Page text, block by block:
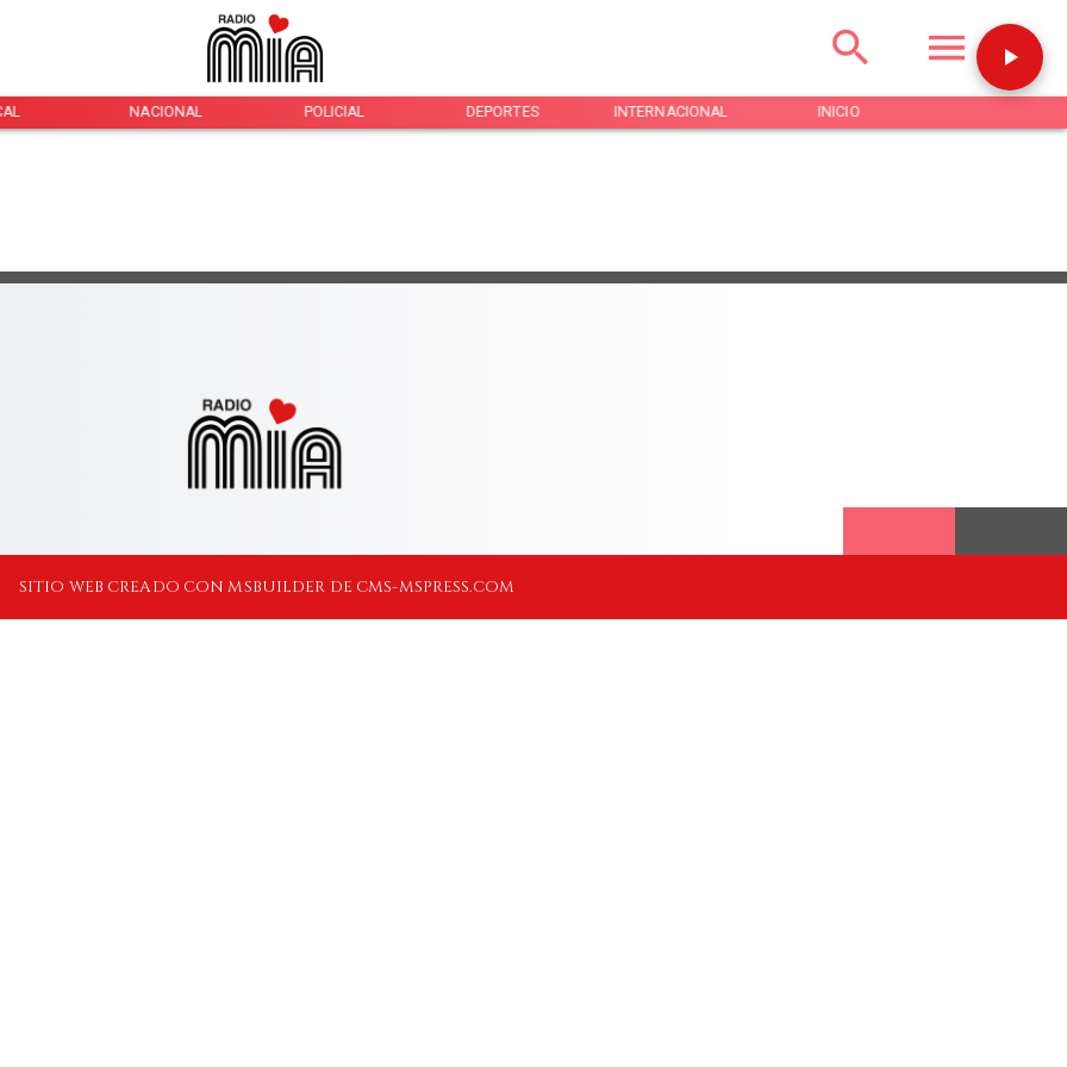
NACIONAL POLICIAL DEPORTES INTERNACIONAL INICIO
SITIO WEB CREADO CON MSBUILDER DE CMS-MSPRESS.COM